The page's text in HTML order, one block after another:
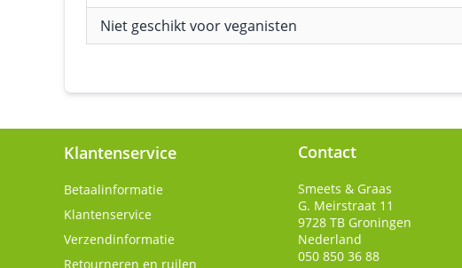
Niet geschikt voor veganisten
Klantenservice
Betaalinformatie
Klantenservice
Verzendinformatie
Retourneren en ruilen
Contact
Smeets & Graas
G. Meirstraat 11
9728 TB Groningen
Nederland
050 850 36 88